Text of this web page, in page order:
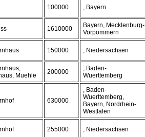
100000 , Bayern
1610000
Bayern, Mecklenburg-
Vorpommern
150000 , Niedersachsen
Muehle
200000
, Baden-
Wuerttemberg
630000
, Baden-
Wuerttemberg,
Bayern, Nordrhein-
Westfalen
255000 , Niedersachsen